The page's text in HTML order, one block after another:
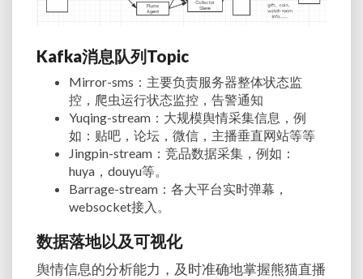
Kafka消息队列Topic
Mirror-sms ：主要负责服务器整体状态监
控，爬虫运行状态监控，告警通知
Yuqing-stream ：大规模舆情采集信息，例
如：贴吧，论坛，微信，主播垂直网站等等
Jingpin-stream ：竞品数据采集，例如：
huya，douyu等。
Barrage-stream：各大平台实时弹幕，
websocket接入。
数据落地以及可视化
舆情信息的分析能力，及时准确地掌握熊猫直播